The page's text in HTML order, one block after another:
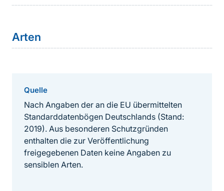
Arten
Quelle
Nach Angaben der an die EU übermittelten
Standarddatenbögen Deutschlands (Stand:
2019). Aus besonderen Schutzgründen
enthalten die zur Veröffentlichung
freigegebenen Daten keine Angaben zu
sensiblen Arten.